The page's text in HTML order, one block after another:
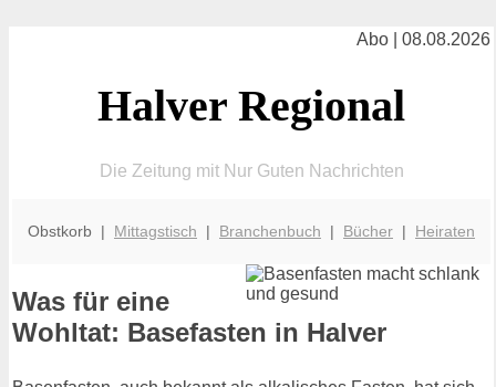
Abo | 08.08.2026
Halver Regional
Die Zeitung mit Nur Guten Nachrichten
Obstkorb | Mittagstisch | Branchenbuch | Bücher | Heiraten
Was für eine
Wohltat: Basefasten in Halver